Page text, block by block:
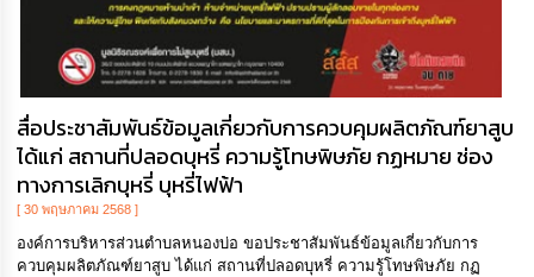
สื่อประชาสัมพันธ์ข้อมูลเกี่ยวกับการควบคุมผลิตภัณฑ์ยาสูบ
ได้แก่ สถานที่ปลอดบุหรี่ ความรู้โทษพิษภัย กฏหมาย ช่อง
ทางการเลิกบุหรี่ บุหรี่ไฟฟ้า
[ 30 พฤษภาคม 2568 ]
องค์การบริหารส่วนตำบลหนองบ่อ ขอประชาสัมพันธ์ข้อมูลเกี่ยวกับการ
ควบคุมผลิตภัณฑ์ยาสูบ ได้แก่ สถานที่ปลอดบุหรี่ ความรู้โทษพิษภัย กฏ